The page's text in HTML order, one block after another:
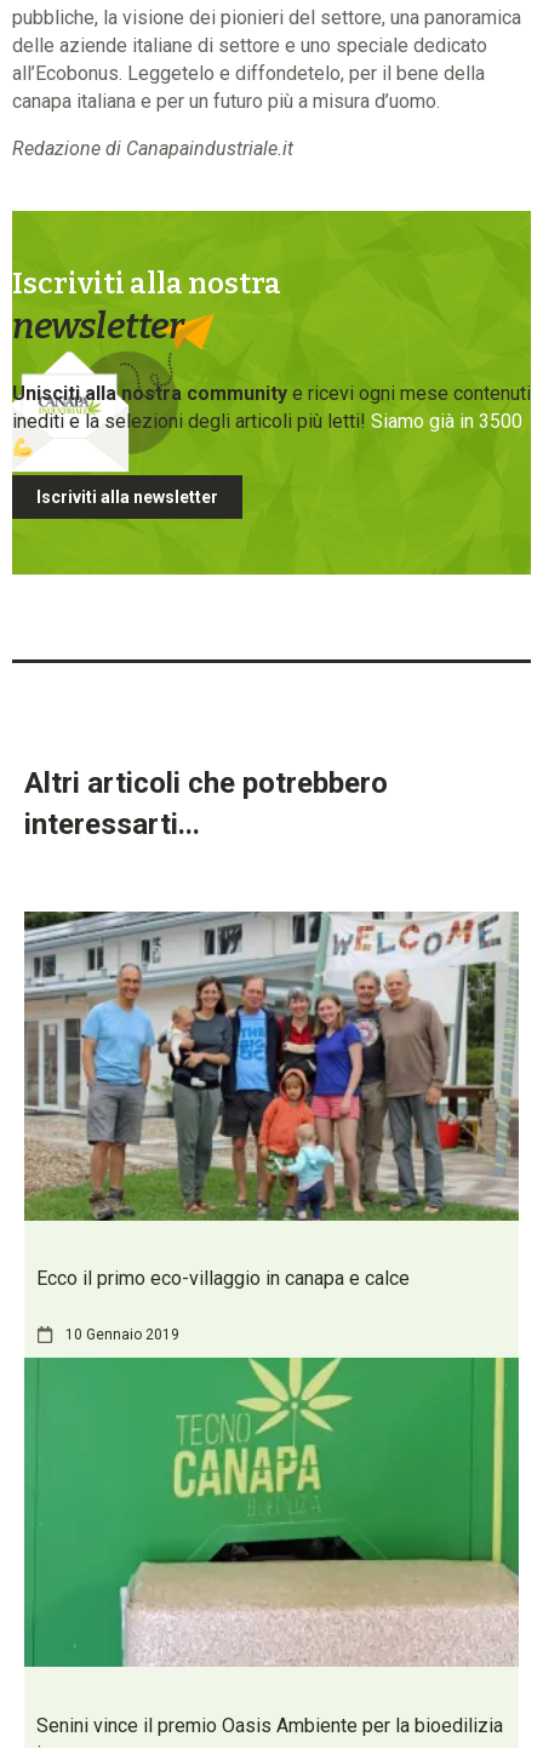
pubbliche, la visione dei pionieri del settore, una panoramica
delle aziende italiane di settore e uno speciale dedicato
all’Ecobonus. Leggetelo e diffondetelo, per il bene della
canapa italiana e per un futuro più a misura d’uomo.
Redazione di Canapaindustriale.it
Iscriviti alla nostra
newsletter
Unisciti alla nostra community e ricevi ogni mese contenuti
inediti e la selezioni degli articoli più letti! Siamo già in 3500
Iscriviti alla newsletter
Altri articoli che potrebbero
interessarti...
Ecco il primo eco-villaggio in canapa e calce
10 Gennaio 2019
Senini vince il premio Oasis Ambiente per la bioedilizia